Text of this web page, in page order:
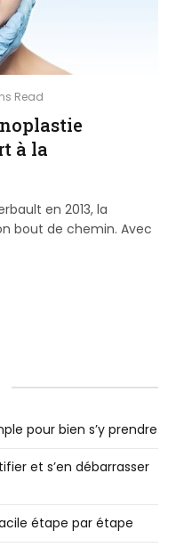
Read
à la
en 2013, la
bout de chemin. Avec
pour bien s’y prendre
et s’en débarrasser
étape par étape